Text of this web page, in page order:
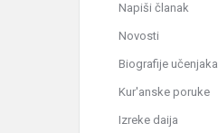
Napiši članak
Novosti
Biografije učenjaka
Kur'anske poruke
Izreke daija